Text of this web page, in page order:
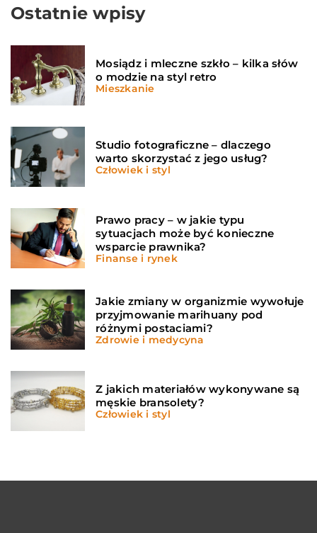
Ostatnie wpisy
Mosiądz i mleczne szkło – kilka słów
o modzie na styl retro
Mieszkanie
Studio fotograficzne – dlaczego
warto skorzystać z jego usług?
Człowiek i styl
Prawo pracy – w jakie typu
sytuacjach może być konieczne
wsparcie prawnika?
Finanse i rynek
Jakie zmiany w organizmie wywołuje
przyjmowanie marihuany pod
różnymi postaciami?
Zdrowie i medycyna
Z jakich materiałów wykonywane są
męskie bransolety?
Człowiek i styl